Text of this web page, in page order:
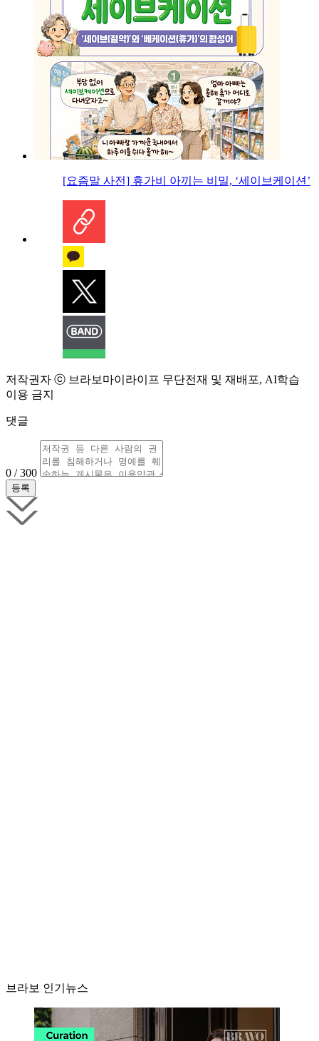
[요즘말 사전] 휴가비 아끼는 비밀, ‘세이브케이션’
저작권자 ⓒ 브라보마이라이프 무단전재 및 재배포, AI학습
이용 금지
댓글
0 / 300
브라보 인기뉴스